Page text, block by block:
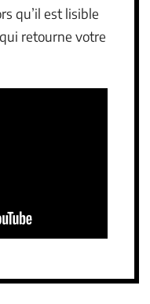
qu’il est lisible
retourne votre